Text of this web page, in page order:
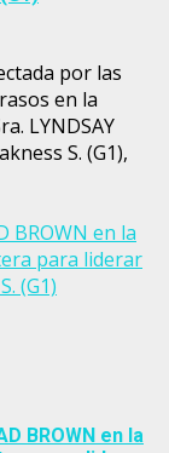
por las
en la
LYNDSAY
S. (G1),
BROWN en la
para liderar
(G1)
BROWN en la